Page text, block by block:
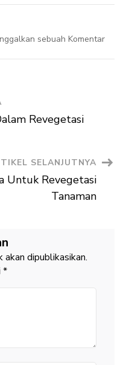
sebuah Komentarpada
Revegetasi
SELANJUTNYA
Untuk Revegetasi
Tanaman
dipublikasikan.
*